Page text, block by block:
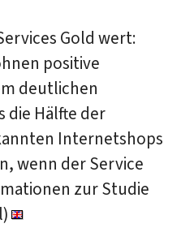
Gold wert:
positive
deutlichen
die Hälfte der
Internetshops
wenn der Service
zur Studie